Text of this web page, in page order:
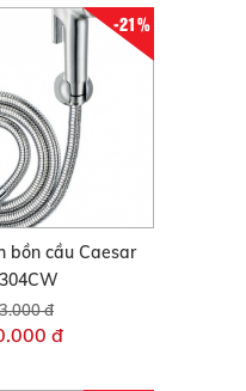
-21%
bồn cầu Caesar
đ
đ